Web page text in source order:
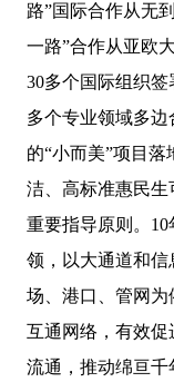
路”国际合作从无
一路”合作从亚欧
30多个国际组织
多个专业领域多
的“小而美”项目
洁、高标准惠民生
重要指导原则。10
领，以大通道和
场、港口、管网
互通网络，有效
流通，推动绵亘千